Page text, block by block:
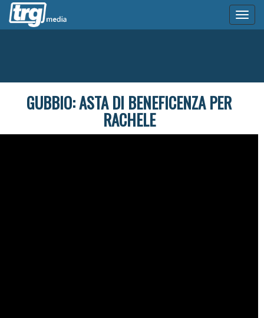
GUBBIO: ASTA DI BENEFICENZA PER
RACHELE